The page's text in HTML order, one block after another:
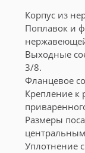
Корпус из
Поплавок и
Выходные
3/8.
Фланцевое
Крепление к
Размеры
Уплотнение